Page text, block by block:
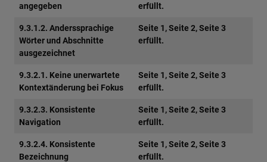
angegeben
erfüllt.
9.3.1.2. Anderssprachige
Wörter und Abschnitte
ausgezeichnet
Seite 1, Seite 2, Seite 3
erfüllt.
9.3.2.1. Keine unerwartete
Kontextänderung bei Fokus
Seite 1, Seite 2, Seite 3
erfüllt.
9.3.2.3. Konsistente
Navigation
Seite 1, Seite 2, Seite 3
erfüllt.
9.3.2.4. Konsistente
Bezeichnung
Seite 1, Seite 2, Seite 3
erfüllt.